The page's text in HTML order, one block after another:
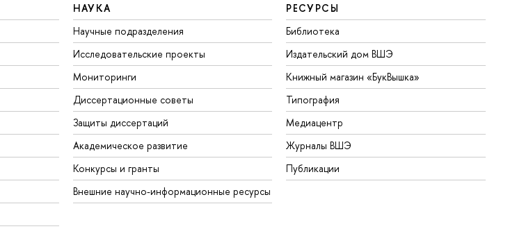
НАУКА
Научные подразделения
Исследовательские проекты
Мониторинги
Диссертационные советы
Защиты диссертаций
Академическое развитие
Конкурсы и гранты
Внешние научно-информационные ресурсы
РЕСУРСЫ
Библиотека
Издательский дом ВШЭ
Книжный магазин «БукВышка»
Типография
Медиацентр
Журналы ВШЭ
Публикации